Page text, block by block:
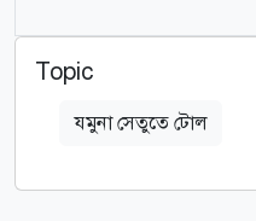
Topic
যমুনা সেতুতে টোল